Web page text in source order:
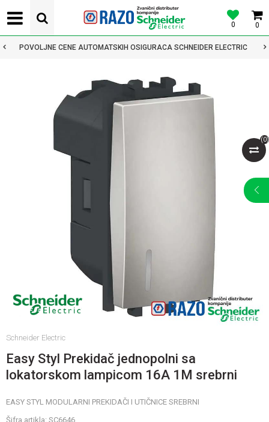
0
0
POVOLJNE CENE AUTOMATSKIH OSIGURACA SCHNEIDER ELECTRIC
(0)
Schneider Electric
Easy Styl Prekidač jednopolni sa
lokatorskom lampicom 16A 1M srebrni
EASY STYL MODULARNI PREKIDAČI I UTIČNICE SREBRNI
Šifra artikla: SC6646